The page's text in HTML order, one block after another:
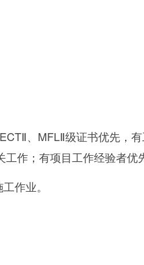
、MFLⅡ级证书优先，
作；有项目工作经验者优
作业。